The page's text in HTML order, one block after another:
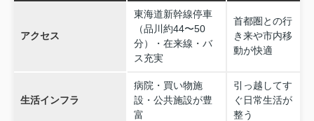
アクセス
東海道新幹線停車
（品川約44〜50
分）・在来線・バ
ス充実
首都圏との行
き来や市内移
動が快適
生活インフラ
病院・買い物施
設・公共施設が豊
富
引っ越してす
ぐ日常生活が
整う